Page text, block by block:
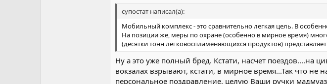
супостат написал(а):
Мобильный комплекс - это сравнительно легкая цель. В
На позиции же, меры по охране (особенно в мирное время)
(десятки тонн легковоспламеняющихся продуктов)
Ну а это уже полный бред. Кстати, насчет поездов....на
вокзалах взрывают, кстати, в мирное время...Так что не
персональное поздравление, целую Ваши ручки